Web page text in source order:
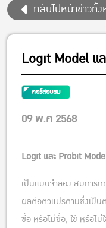
กลับไปหน้าข่าวทั้
Logit Model แ
คอร์สอบรม
09 พ.ค 2568
Logit และ Probit
เป็นแบบจำลอง สมการถ
ผลต่อตัวแปรตามซึ่งเป็น
ซื้อ หรือไม่ซื้อ, ใช้ หรือ